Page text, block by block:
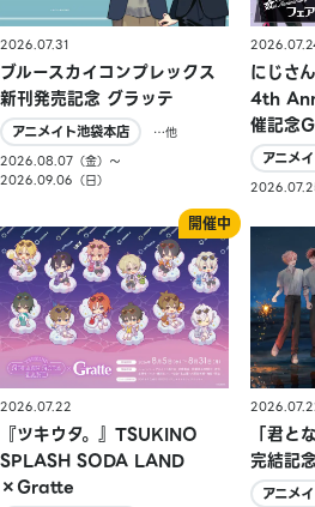
2026.07.31
ブルースカイコンプレックス
新刊発売記念 グラッテ
アニメイト池袋本店
…他
2026.08.07（金）〜
2026.09.06（日）
にじさ
4th
催記念
アニメ
2026.07.22
『ツキウタ。』TSUKINO
SPLASH SODA LAND
×Gratte
「君と
完結記
アニメ